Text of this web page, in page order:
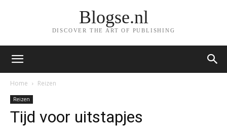
Blogse.nl
DISCOVER THE ART OF PUBLISHING
Home Reizen
Reizen
Tijd voor uitstapjes